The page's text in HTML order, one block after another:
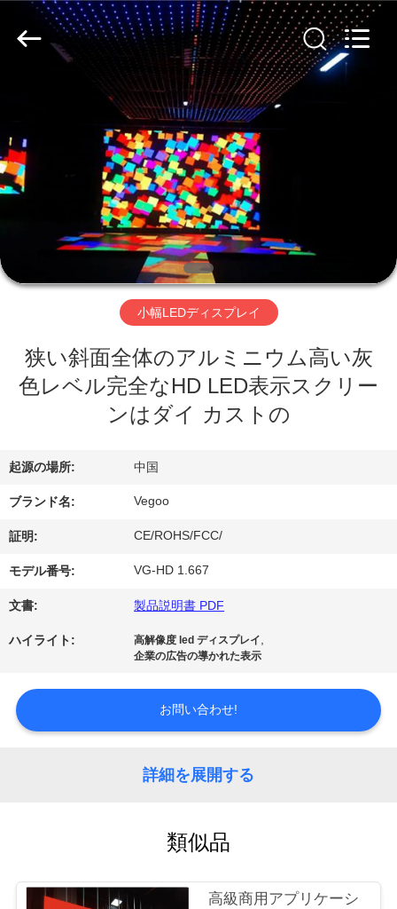
へ
製
ビ
オ
た
し
た
ち
に
つ
て
ア
Weigu
Electronic
小幅LEDディスプレイ
狭い斜面全体のアルミニウム高い灰
色レベル完全なHD LED表示スクリー
ンはダイ カストの
起源の場所: 中国
ブランド名: Vegoo
証明: CE/ROHS/FCC/
モデル番号: VG-HD 1.667
文書: 製品説明書 PDF
ハイライト: 高解像度 led ディスプレイ,
企業の広告の導かれた表示
お問い合わせ!
詳細を展開する
類似品
高級商用アプリケーシ